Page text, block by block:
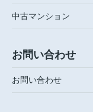
中古マンション
お問い合わせ
お問い合わせ